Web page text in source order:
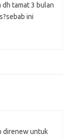
dh tamat 3 bulan
ini
direnew untuk